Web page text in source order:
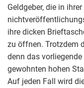
Geldgeber, die in
ihre dicken
zu öffnen. Trotzdem
denn das
gewohnten hohen
Auf jeden Fall wird